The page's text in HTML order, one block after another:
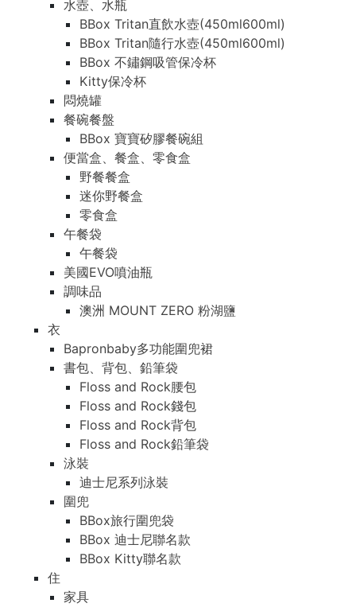
水壺、水瓶
BBox Tritan直飲水壺(450ml600ml)
BBox Tritan隨行水壺(450ml600ml)
BBox 不鏽鋼吸管保冷杯
Kitty保冷杯
悶燒罐
餐碗餐盤
BBox 寶寶矽膠餐碗組
便當盒、餐盒、零食盒
野餐餐盒
迷你野餐盒
零食盒
午餐袋
午餐袋
美國EVO噴油瓶
調味品
澳洲 MOUNT ZERO 粉湖鹽
衣
Bapronbaby多功能圍兜裙
書包、背包、鉛筆袋
Floss and Rock腰包
Floss and Rock錢包
Floss and Rock背包
Floss and Rock鉛筆袋
泳裝
迪士尼系列泳裝
圍兜
BBox旅行圍兜袋
BBox 迪士尼聯名款
BBox Kitty聯名款
住
家具